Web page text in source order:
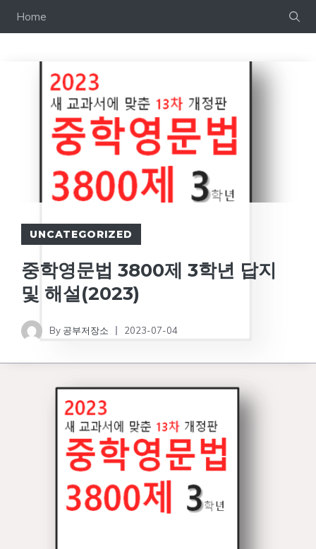
Home
UNCATEGORIZED
중학영문법 3800제 3학년 답지
및 해설(2023)
By 공부저장소 2023-07-04